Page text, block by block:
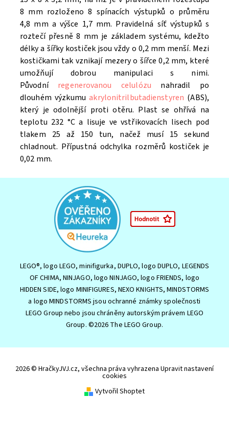
8 mm rozloženo 8 spínacích výstupků o průměru
4,8 mm a výšce 1,7 mm. Pravidelná síť výstupků s
roztečí přesně 8 mm je základem systému, kdežto
délky a šířky kostiček jsou vždy o 0,2 mm menší. Mezi
kostičkami tak vznikají mezery o šířce 0,2 mm, které
umožňují dobrou manipulaci s nimi.
Původní regenerovanou celulózu nahradil po
dlouhém výzkumuakrylonitrilbutadienstyren (ABS),
který je odolnější proti otěru. Plast se ohřívá na
teplotu 232 °C a lisuje ve vstřikovacích lisech pod
tlakem 25 až 150 tun, načež musí 15 sekund
chladnout. Přípustná odchylka rozměrů kostiček je
0,02 mm.
LEGO®, logo LEGO, minifigurka, DUPLO, logo DUPLO, LEGENDS
OF CHIMA, NINJAGO, logo NINJAGO, logo FRIENDS, logo
HIDDEN SIDE, logo MINIFIGURES, NEXO KNIGHTS, MINDSTORMS
a logo MINDSTORMS jsou ochranné známky společnosti
LEGO Group nebo jsou chráněny autorským právem LEGO
Group. ©2026 The LEGO Group.
2026 © HračkyJVJ.cz, všechna práva vyhrazena Upravit nastavení
cookies
Vytvořil Shoptet